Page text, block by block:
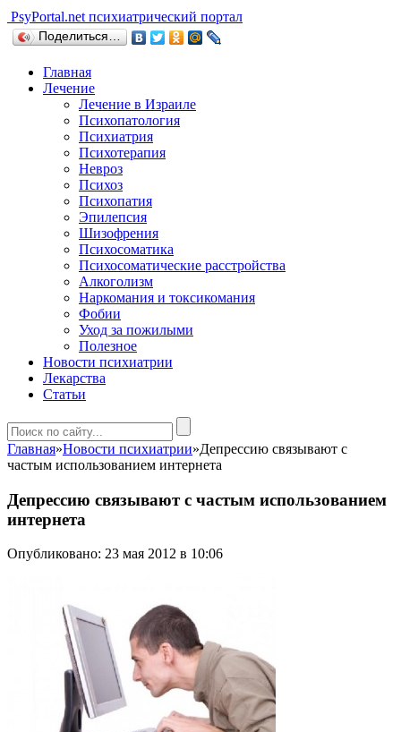
PsyPortal.net психиатрический портал
Поделиться…
Главная
Лечение
Лечение в Израиле
Психопатология
Психиатрия
Психотерапия
Невроз
Психоз
Психопатия
Эпилепсия
Шизофрения
Психосоматика
Психосоматические расстройства
Алкоголизм
Наркомания и токсикомания
Фобии
Уход за пожилыми
Полезное
Новости психиатрии
Лекарства
Статьи
Главная»Новости психиатрии»Депрессию связывают с
частым использованием интернета
Депрессию связывают с частым использованием
интернета
Опубликовано: 23 мая 2012 в 10:06